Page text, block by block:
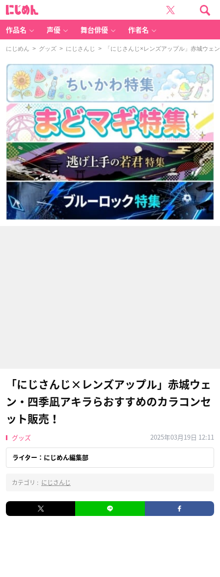
作品名 声優 舞台俳優 作者名
にじめん > グッズ > にじさんじ > 「にじさんじ×レンズアップル」赤城ウェ
「にじさんじ×レンズアップル」赤城ウェ
ン・四季凪アキラらおすすめのカラコンセ
ット販売！
グッズ 2025年03月19日 12:11
ライター：にじめん編集部
カテゴリ : にじさんじ